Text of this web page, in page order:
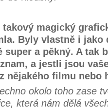
takový magický
Byly vlastně i jako
a pěkný. A tak
a jestli jsou
nějakého filmu nebo
okolo toho zase
která nám dělá